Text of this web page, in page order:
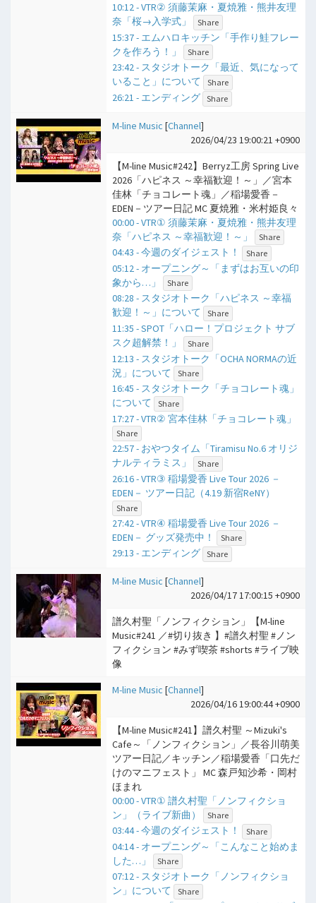
10:12 - VTR② 須藤茉麻・夏焼雅・熊井友理
奈「桜→入学式」
Share
15:37 - エムハロキッチン「手作り鮭フレー
クを作ろう！」
Share
23:42 - スタジオトーク「最近、気になって
いること」について
Share
26:21 - エンディング Share
M-line Music [Channel]
2026/04/23 19:00:21 +0900
【M-line Music#242】Berryz工房 Spring Live
2026「ハピネス ～幸福歓迎！～」／宮本
佳林「チョコレート魂」／稲場愛香－
EDEN－ツアー日記 MC 夏焼雅・米村姫良々
00:00 - VTR① 須藤茉麻・夏焼雅・熊井友理
奈「ハピネス ～幸福歓迎！～」
Share
04:43 - 今週のダイジェスト！ Share
05:12 - オープニング～「まずはお互いの印
象から…」
Share
08:28 - スタジオトーク「ハピネス ～幸福
歓迎！～」について
Share
11:35 - SPOT「ハロー！プロジェクト サブ
スク超解禁！」
Share
12:13 - スタジオトーク「OCHA NORMAの近
況」について
Share
16:45 - スタジオトーク「チョコレート魂」
について
Share
17:27 - VTR② 宮本佳林「チョコレート魂」
Share
22:57 - おやつタイム「Tiramisu No.6 オリジ
ナルティラミス」
Share
26:16 - VTR③ 稲場愛香 Live Tour 2026 －
EDEN－ ツアー日記（4.19 新宿ReNY）
Share
27:42 - VTR④ 稲場愛香 Live Tour 2026 －
EDEN－ グッズ発売中！
Share
29:13 - エンディング Share
M-line Music [Channel]
2026/04/17 17:00:15 +0900
譜久村聖「ノンフィクション」【M-line
Music#241 ／#切り抜き 】#譜久村聖 #ノン
フィクション #みず喫茶 #shorts #ライブ映
像
M-line Music [Channel]
2026/04/16 19:00:44 +0900
【M-line Music#241】譜久村聖 ～Mizuki's
Cafe～「ノンフィクション」／長谷川萌美
ツアー日記／キッチン／稲場愛香「口先だ
けのマニフェスト」 MC 森戸知沙希・岡村
ほまれ
00:00 - VTR① 譜久村聖「ノンフィクショ
ン」（ライブ新曲）
Share
03:44 - 今週のダイジェスト！ Share
04:14 - オープニング～「こんなこと始めま
した…」
Share
07:12 - スタジオトーク「ノンフィクショ
ン」について
Share